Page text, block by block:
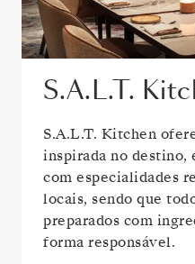
S.A.L.T.
S.A.L.T. Kitchen
inspirada no destino,
com especialidades
locais, sendo que
preparados com
forma responsável.